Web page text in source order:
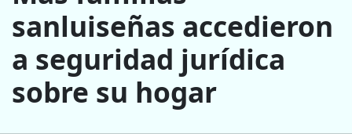
sanluiseñas accedieron
a seguridad jurídica
sobre su hogar